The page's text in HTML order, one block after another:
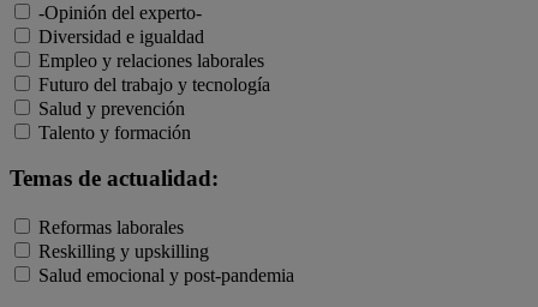
-Opinión del experto-
Diversidad e igualdad
Empleo y relaciones laborales
Futuro del trabajo y tecnología
Salud y prevención
Talento y formación
Temas de actualidad:
Reformas laborales
Reskilling y upskilling
Salud emocional y post-pandemia